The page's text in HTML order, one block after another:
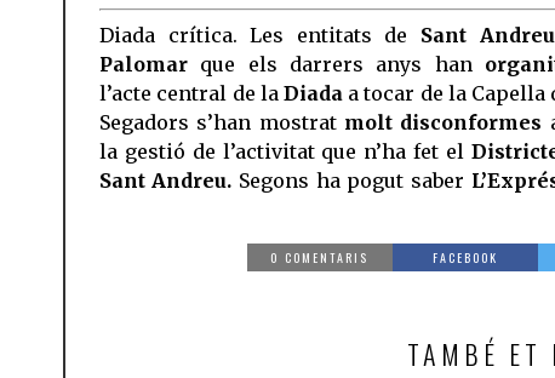
Diada crítica. Les entitats de Sant
Palomar que els darrers anys han
l’acte central de la Diada a tocar de la Capella
Segadors s’han mostrat molt disconformes
la gestió de l’activitat que n’ha fet el
Sant Andreu. Segons ha pogut saber
0 COMENTARIS FACEBOOK
TAMBÉ ET